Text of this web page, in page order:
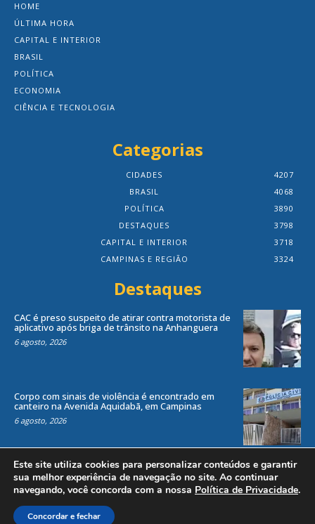
HOME
ÚLTIMA HORA
CAPITAL E INTERIOR
BRASIL
POLÍTICA
ECONOMIA
CIÊNCIA E TECNOLOGIA
Categorias
CIDADES
4207
BRASIL
4068
POLÍTICA
3890
DESTAQUES
3798
CAPITAL E INTERIOR
3718
CAMPINAS E REGIÃO
3324
Destaques
CAC é preso suspeito de atirar contra motorista de
aplicativo após briga de trânsito na Anhanguera
6 agosto, 2026
Corpo com sinais de violência é encontrado em
canteiro na Avenida Aquidabã, em Campinas
6 agosto, 2026
Todos os direitos reservados ao site Jornal Local® -by
Agência Criosites (
Este site utiliza cookies para personalizar conteúdos e garantir
sua melhor experiência de navegação no site. Ao continuar
navegando, você concorda com a nossa Política de Privacidade.
Concordar e fechar